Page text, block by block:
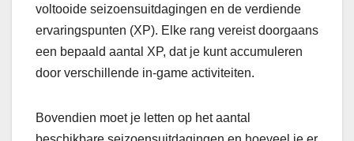
voltooide seizoensuitdagingen en de verdiende
ervaringspunten (XP). Elke rang vereist doorgaans
een bepaald aantal XP, dat je kunt accumuleren
door verschillende in-game activiteiten.
Bovendien moet je letten op het aantal